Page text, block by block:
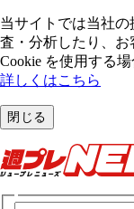
当サイトでは当社
査・分析したり、
Cookie を使⽤する場
詳しくはこちら
閉じる